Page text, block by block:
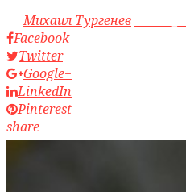
byМихаил Тургенев
Facebook
Twitter
Google+
LinkedIn
Pinterest
share